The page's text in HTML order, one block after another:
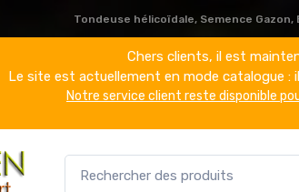
Tondeuse hélicoïdale, Semence
Chers clients, il est
Le site est actuellement en mode catalogue :
Notre service client reste disponible